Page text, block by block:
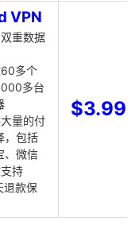
VPN
重数据
多个
多台
量的付
，包括
、微信
持
款保
$3.99